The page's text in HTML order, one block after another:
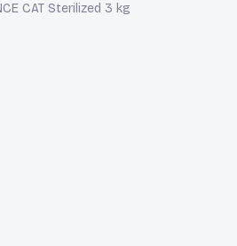
CAT Sterilized 3 kg